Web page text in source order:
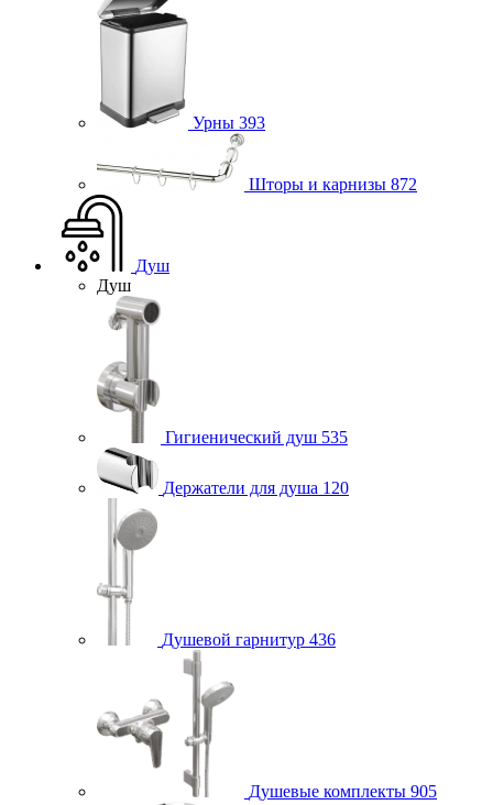
Урны 393
Шторы и карнизы 872
Душ
Душ
Гигиенический душ 535
Держатели для душа 120
Душевой гарнитур 436
Душевые комплекты 905